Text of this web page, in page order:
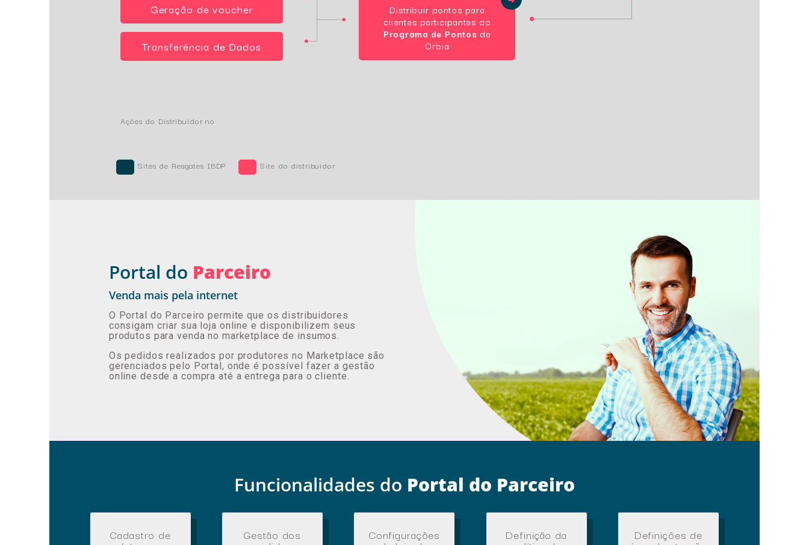
Geração de voucher
Transferência de Dados
Distribuir pontos para
clientes participantes do
Programa de Pontos da
Orbia
Ações do Distribuidor no
Sites de Resgates IBDP Site do distribuidor
Portal do Parceiro
Venda mais pela internet
O Portal do Parceiro permite que os distribuidores
consigam criar sua loja online e disponibilizem seus
produtos para venda no marketplace de insumos.
Os pedidos realizados por produtores no Marketplace são
gerenciados pelo Portal, onde é possível fazer a gestão
online desde a compra até a entrega para o cliente.
Funcionalidades do Portal do Parceiro
Cadastro de Gestão dos Configurações Definição da Definições de